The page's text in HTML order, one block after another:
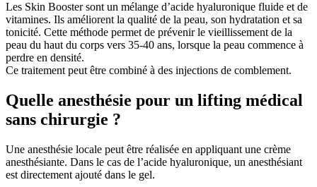
Les Skin Booster sont un mélange d’acide hyaluronique fluide et de
vitamines. Ils améliorent la qualité de la peau, son hydratation et sa
tonicité. Cette méthode permet de prévenir le vieillissement de la
peau du haut du corps vers 35-40 ans, lorsque la peau commence à
perdre en densité.
Ce traitement peut être combiné à des injections de comblement.
Quelle anesthésie pour un lifting médical
sans chirurgie ?
Une anesthésie locale peut être réalisée en appliquant une crème
anesthésiante. Dans le cas de l’acide hyaluronique, un anesthésiant
est directement ajouté dans le gel.